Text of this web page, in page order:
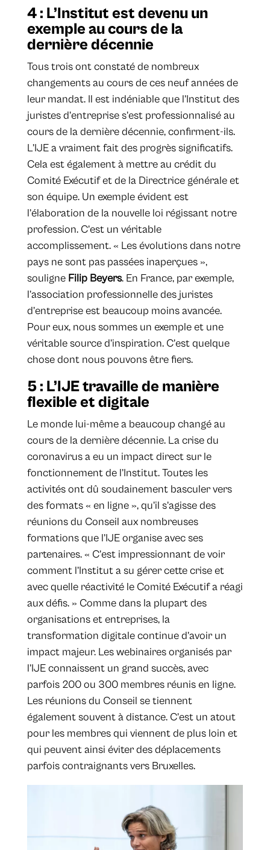
4 : L’Institut est devenu un
exemple au cours de la
dernière décennie
Tous trois ont constaté de nombreux
changements au cours de ces neuf années de
leur mandat. Il est indéniable que l’Institut des
juristes d’entreprise s’est professionnalisé au
cours de la dernière décennie, confirment-ils.
L’IJE a vraiment fait des progrès significatifs.
Cela est également à mettre au crédit du
Comité Exécutif et de la Directrice générale et
son équipe. Un exemple évident est
l’élaboration de la nouvelle loi régissant notre
profession. C’est un véritable
accomplissement. « Les évolutions dans notre
pays ne sont pas passées inaperçues »,
souligne Filip Beyers. En France, par exemple,
l’association professionnelle des juristes
d’entreprise est beaucoup moins avancée.
Pour eux, nous sommes un exemple et une
véritable source d’inspiration. C’est quelque
chose dont nous pouvons être fiers.
5 : L’IJE travaille de manière
flexible et digitale
Le monde lui-même a beaucoup changé au
cours de la dernière décennie. La crise du
coronavirus a eu un impact direct sur le
fonctionnement de l’Institut. Toutes les
activités ont dû soudainement basculer vers
des formats « en ligne », qu’il s’agisse des
réunions du Conseil aux nombreuses
formations que l’IJE organise avec ses
partenaires. « C’est impressionnant de voir
comment l’Institut a su gérer cette crise et
avec quelle réactivité le Comité Exécutif a réagi
aux défis. » Comme dans la plupart des
organisations et entreprises, la
transformation digitale continue d’avoir un
impact majeur. Les webinaires organisés par
l’IJE connaissent un grand succès, avec
parfois 200 ou 300 membres réunis en ligne.
Les réunions du Conseil se tiennent
également souvent à distance. C’est un atout
pour les membres qui viennent de plus loin et
qui peuvent ainsi éviter des déplacements
parfois contraignants vers Bruxelles.